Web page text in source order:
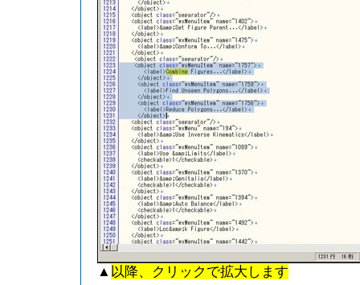
▲ 以降、クリックで拡大します